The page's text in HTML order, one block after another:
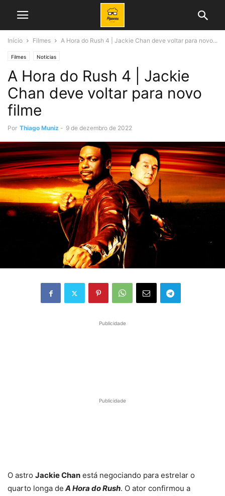
Início Filmes A Hora do Rush 4 | Jackie Chan deve voltar para novo...
Filmes Noticias
A Hora do Rush 4 | Jackie
Chan deve voltar para novo
filme
Por Thiago Muniz - 9 de dezembro de 2022
Publicidade
Publicidade
O astro Jackie Chan está negociando para estrelar o
quarto longa de A Hora do Rush. O ator confirmou a